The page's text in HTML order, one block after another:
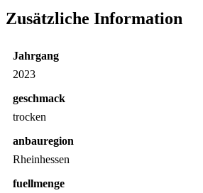
Zusätzliche Information
Jahrgang
2023
geschmack
trocken
anbauregion
Rheinhessen
fuellmenge